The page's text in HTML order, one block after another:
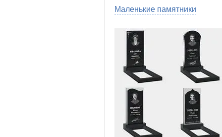
Маленькие памятники